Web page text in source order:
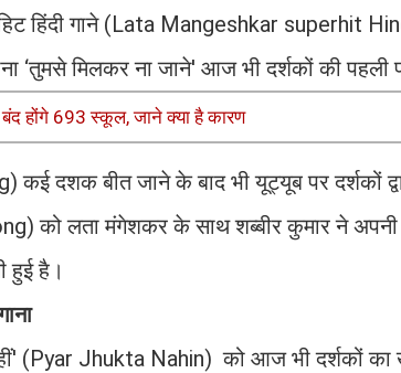
हिंदी गाने (Lata Mangeshkar superhit
‘तुमसे मिलकर ना जाने' आज भी दर्शकों की
बंद होंगे 693 स्कूल, जाने क्या है कारण
दशक बीत जाने के बाद भी यूट्यूब पर दर्शकों
को लता मंगेशकर के साथ शब्बीर कुमार ने अपनी
हुई है।
(Pyar Jhukta Nahin) को आज भी दर्शकों का